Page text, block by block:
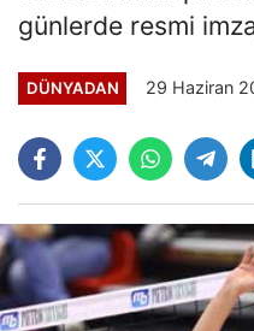
günlerde resmi
DÜNYADAN 29 Haziran